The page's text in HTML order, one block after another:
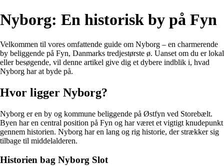
Nyborg: En historisk by på Fyn
Velkommen til vores omfattende guide om Nyborg – en charmerende
by beliggende på Fyn, Danmarks tredjestørste ø. Uanset om du er lokal
eller besøgende, vil denne artikel give dig et dybere indblik i, hvad
Nyborg har at byde på.
Hvor ligger Nyborg?
Nyborg er en by og kommune beliggende på Østfyn ved Storebælt.
Byen har en central position på Fyn og har været et vigtigt knudepunkt
gennem historien. Nyborg har en lang og rig historie, der strækker sig
tilbage til middelalderen.
Historien bag Nyborg Slot